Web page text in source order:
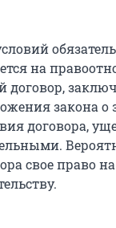
на
договор,
закона о
договора,
свое право